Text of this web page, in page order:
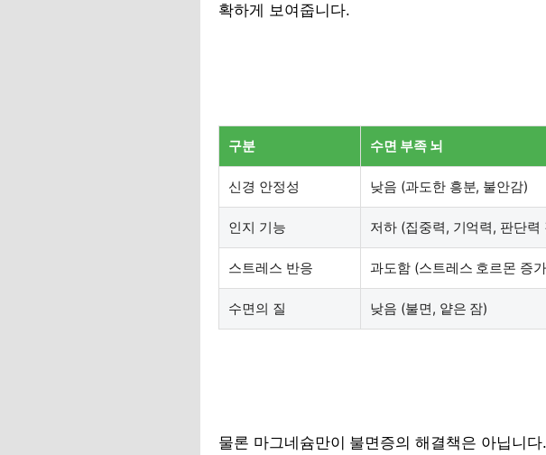
확하게 보여줍니다.
구분 수면 부족 뇌
신경 안정성 낮음 (과도한 흥분, 불안감)
인지 기능 저하 (집중력, 기억력, 판단력
스트레스 반응 과도함 (스트레스 호르몬 증
수면의 질 낮음 (불면, 얕은 잠)
물론 마그네슘만이 불면증의 해결책은 아닙니